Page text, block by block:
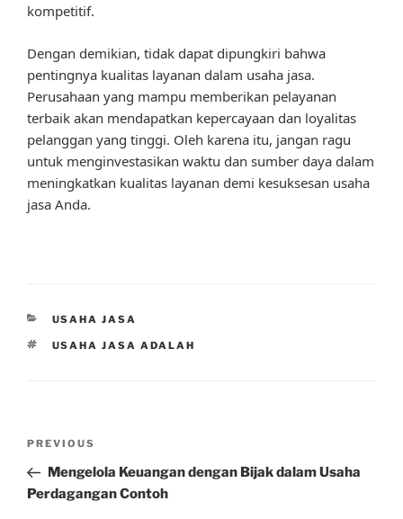
kompetitif.
Dengan demikian, tidak dapat dipungkiri bahwa
pentingnya kualitas layanan dalam usaha jasa.
Perusahaan yang mampu memberikan pelayanan
terbaik akan mendapatkan kepercayaan dan loyalitas
pelanggan yang tinggi. Oleh karena itu, jangan ragu
untuk menginvestasikan waktu dan sumber daya dalam
meningkatkan kualitas layanan demi kesuksesan usaha
jasa Anda.
CATEGORIES
USAHA JASA
TAGS
USAHA JASA ADALAH
Previous
Post
PREVIOUS
Mengelola Keuangan dengan Bijak dalam Usaha
Perdagangan Contoh